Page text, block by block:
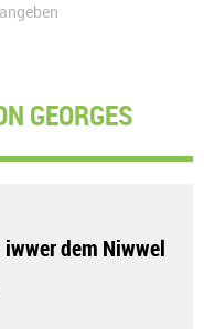
GEORGES
dem Niwwel